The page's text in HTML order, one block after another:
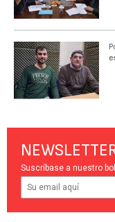
Suscríbase a nuestro